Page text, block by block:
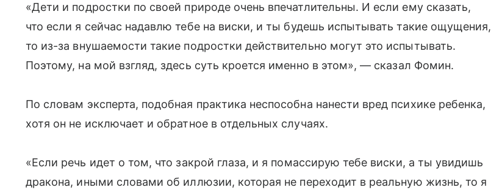
«Дети и подростки по своей природе очень впечатлительны. И если ему сказать,
что если я сейчас надавлю тебе на виски, и ты будешь испытывать такие ощущения,
то из-за внушаемости такие подростки действительно могут это испытывать.
Поэтому, на мой взгляд, здесь суть кроется именно в этом», — сказал Фомин.
По словам эксперта, подобная практика неспособна нанести вред психике ребенка,
хотя он не исключает и обратное в отдельных случаях.
«Если речь идет о том, что закрой глаза, и я помассирую тебе виски, а ты увидишь
дракона, иными словами об иллюзии, которая не переходит в реальную жизнь, то я